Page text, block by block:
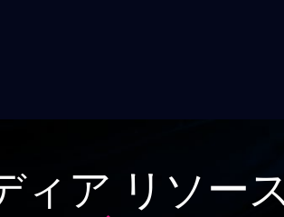
ィア リソー